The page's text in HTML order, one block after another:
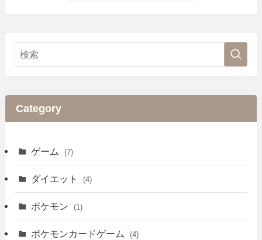
Category
ゲーム (7)
ダイエット (4)
ポケモン (1)
ポケモンカードゲーム (4)